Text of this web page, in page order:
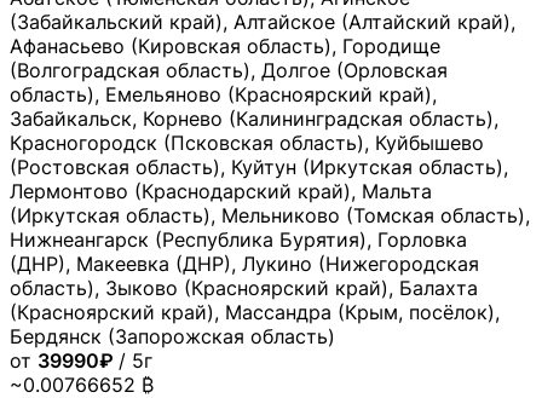
(Забайкальский край), Алтайское (Алтайский край),
Афанасьево (Кировская область), Городище
(Волгоградская область), Долгое (Орловская
область), Емельяново (Красноярский край),
Забайкальск, Корнево (Калининградская область),
Красногородск (Псковская область), Куйбышево
(Ростовская область), Куйтун (Иркутская область),
Лермонтово (Краснодарский край), Мальта
(Иркутская область), Мельниково (Томская область),
Нижнеангарск (Республика Бурятия), Горловка
(ДНР), Макеевка (ДНР), Лукино (Нижегородская
область), Зыково (Красноярский край), Балахта
(Красноярский край), Массандра (Крым, посёлок),
Бердянск (Запорожская область)
от 39990₽ / 5г
~0.00766652 ₿